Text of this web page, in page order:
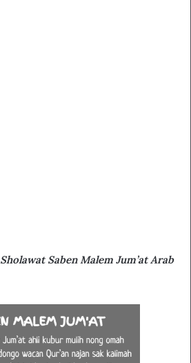
Sholawat Saben Malem Jum’at Arab